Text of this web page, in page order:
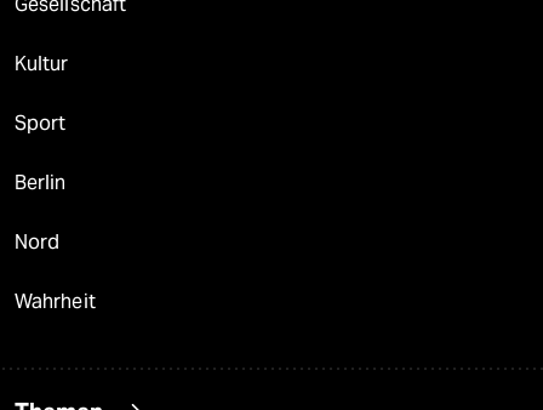
Gesellschaft
Kultur
Sport
Berlin
Nord
Wahrheit